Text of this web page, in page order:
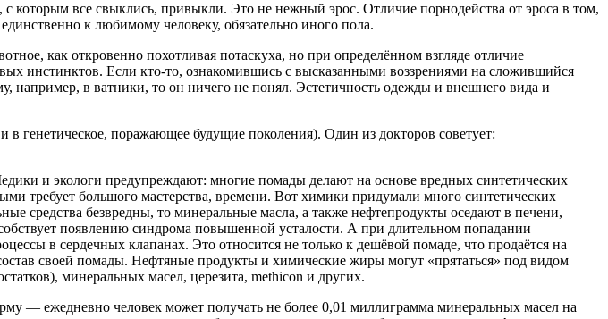
которым все свыклись, привыкли. Это не нежный эрос. Отличие порнодейства от эроса в том,
к любимому человеку, обязательно иного пола.
как откровенно похотливая потаскуха, но при определённом взгляде отличие
инстинктов. Если кто-то, ознакомившись с высказанными воззрениями на сложившийся
например, в ватники, то он ничего не понял. Эстетичность одежды и внешнего вида и
генетическое, поражающее будущие поколения). Один из докторов советует:
и экологи предупреждают: многие помады делают на основе вредных синтетических
требует большого мастерства, времени. Вот химики придумали много синтетических
средства безвредны, то минеральные масла, а также нефтепродукты оседают в печени,
появлению синдрома повышенной усталости. А при длительном попадании
в сердечных клапанах. Это относится не только к дешёвой помаде, что продаётся на
своей помады. Нефтяные продукты и химические жиры могут «прятаться» под видом
минеральных масел, церезита, methicon и других.
— ежедневно человек может получать не более 0,01 миллиграмма минеральных масел на